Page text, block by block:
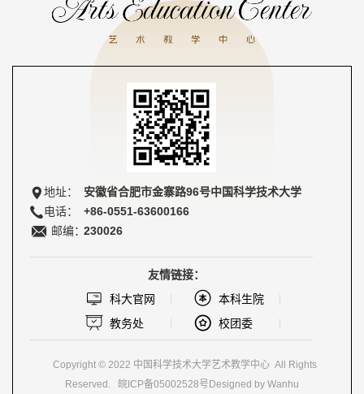
地址：
安徽省合肥市金寨路96号中国科学技术大学
电话：
+86-0551-63600166
邮编：230026
友情链接：
科大官网
本科生院
教务处
校团委
Copyright © 2022 中国科学技术大学艺术教学中心 All Rights
Reserved. 皖ICP备05002528号Designed by Wanhu